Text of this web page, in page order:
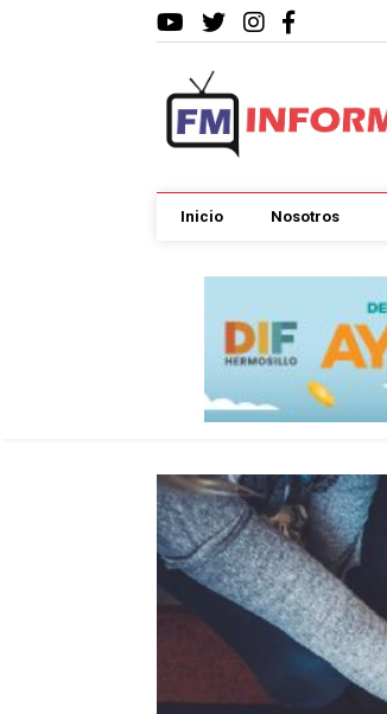
Inicio Nosotros